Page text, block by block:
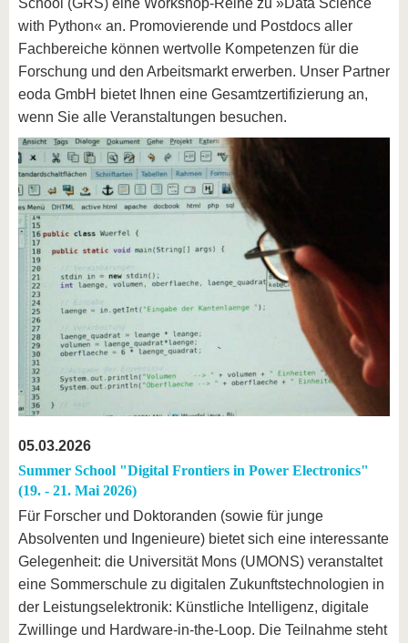
School (GRS) eine Workshop-Reihe zu »Data Science
with Python« an. Promovierende und Postdocs aller
Fachbereiche können wertvolle Kompetenzen für die
Forschung und den Arbeitsmarkt erwerben. Unser Partner
eoda GmbH bietet Ihnen eine Gesamtzertifizierung an,
wenn Sie alle Veranstaltungen besuchen.
05.03.2026
Summer School "Digital Frontiers in Power Electronics"
(19. - 21. Mai 2026)
Für Forscher und Doktoranden (sowie für junge
Absolventen und Ingenieure) bietet sich eine interessante
Gelegenheit: die Universität Mons (UMONS) veranstaltet
eine Sommerschule zu digitalen Zukunftstechnologien in
der Leistungselektronik: Künstliche Intelligenz, digitale
Zwillinge und Hardware-in-the-Loop. Die Teilnahme steht